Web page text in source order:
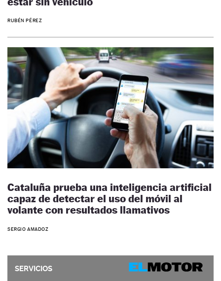
RUBÉN PÉREZ
Cataluña prueba una inteligencia artificial
capaz de detectar el uso del móvil al
volante con resultados llamativos
SERGIO AMADOZ